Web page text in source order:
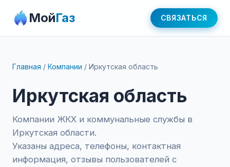
МойГаз СВЯЗАТЬСЯ
Главная / Компании / Иркутская область
Иркутская область
Компании ЖКХ и коммунальные службы в
Иркутская области.
Указаны адреса, телефоны, контактная
информация, отзывы пользователей с